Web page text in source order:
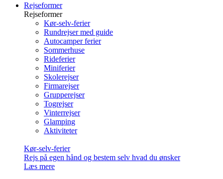
Rejseformer
Rejseformer
Kør-selv-ferier
Rundrejser med guide
Autocamper ferier
Sommerhuse
Rideferier
Miniferier
Skolerejser
Firmarejser
Grupperejser
Togrejser
Vinterrejser
Glamping
Aktiviteter
Kør-selv-ferier
Rejs på egen hånd og bestem selv hvad du ønsker
Læs mere